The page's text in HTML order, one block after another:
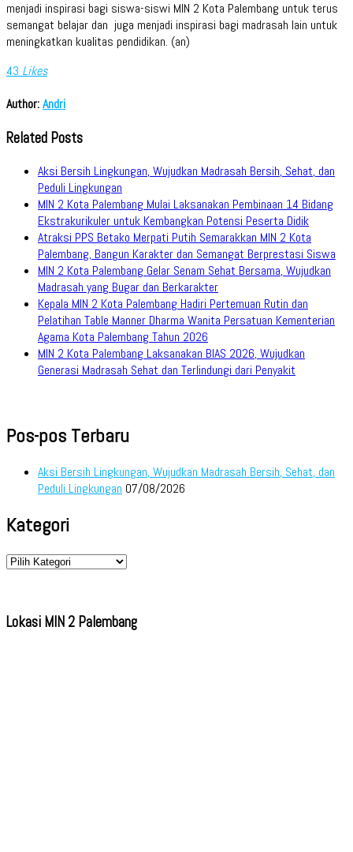
menjadi inspirasi bagi siswa-siswi MIN 2 Kota Palembang untuk terus
semangat belajar dan juga menjadi inspirasi bagi madrasah lain untuk
meningkatkan kualitas pendidikan. (an)
43 Likes
Author:Andri
Related Posts
Aksi Bersih Lingkungan, Wujudkan Madrasah Bersih, Sehat, dan
Peduli Lingkungan
MIN 2 Kota Palembang Mulai Laksanakan Pembinaan 14 Bidang
Ekstrakurikuler untuk Kembangkan Potensi Peserta Didik
Atraksi PPS Betako Merpati Putih Semarakkan MIN 2 Kota
Palembang, Bangun Karakter dan Semangat Berprestasi Siswa
MIN 2 Kota Palembang Gelar Senam Sehat Bersama, Wujudkan
Madrasah yang Bugar dan Berkarakter
Kepala MIN 2 Kota Palembang Hadiri Pertemuan Rutin dan
Pelatihan Table Manner Dharma Wanita Persatuan Kementerian
Agama Kota Palembang Tahun 2026
MIN 2 Kota Palembang Laksanakan BIAS 2026, Wujudkan
Generasi Madrasah Sehat dan Terlindungi dari Penyakit
Pos-pos Terbaru
Aksi Bersih Lingkungan, Wujudkan Madrasah Bersih, Sehat, dan
Peduli Lingkungan 07/08/2026
Kategori
Kategori
Lokasi MIN 2 Palembang